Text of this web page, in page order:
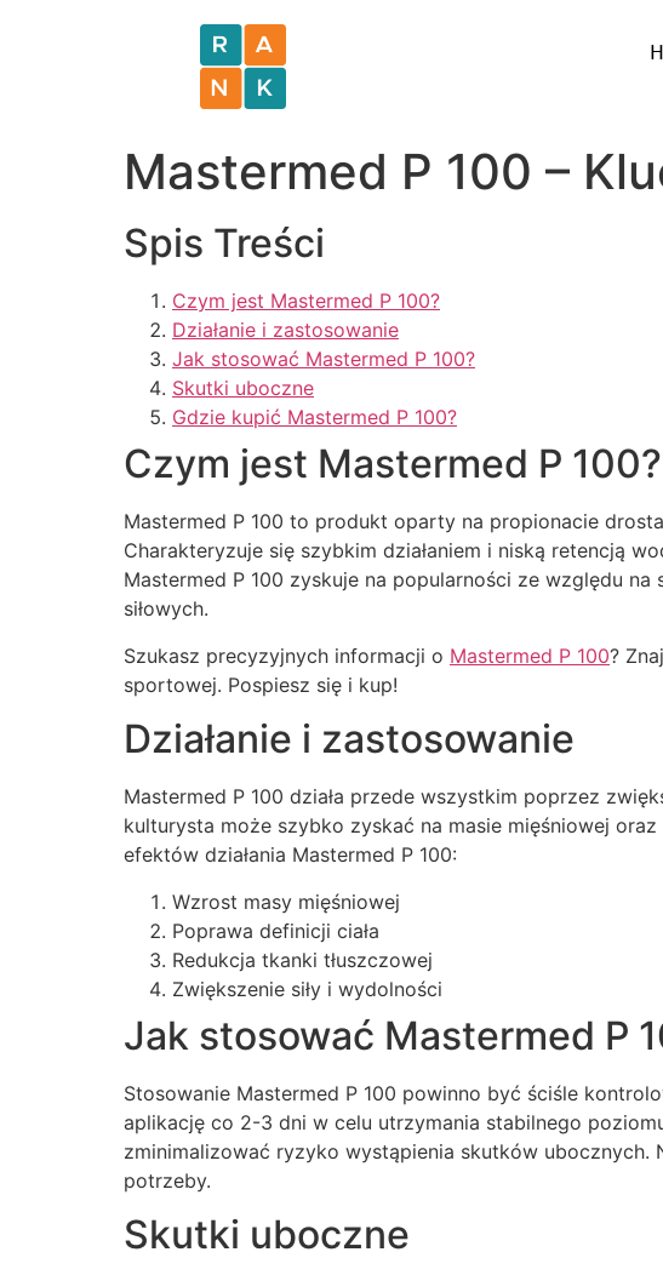
Mastermed P 100 –
Spis Treści
Czym jest Mastermed P 100?
Działanie i zastosowanie
Jak stosować Mastermed P 100?
Skutki uboczne
Gdzie kupić Mastermed P 100?
Czym jest Mastermed P 100?
Mastermed P 100 to produkt oparty na propionacie
Charakteryzuje się szybkim działaniem i niską retencją
Mastermed P 100 zyskuje na popularności ze względu
siłowych.
Szukasz precyzyjnych informacji o Mastermed P 100?
sportowej. Pospiesz się i kup!
Działanie i zastosowanie
Mastermed P 100 działa przede wszystkim poprzez
kulturysta może szybko zyskać na masie mięśniowej
efektów działania Mastermed P 100:
Wzrost masy mięśniowej
Poprawa definicji ciała
Redukcja tkanki tłuszczowej
Zwiększenie siły i wydolności
Jak stosować Mastermed P
Stosowanie Mastermed P 100 powinno być ściśle
aplikację co 2-3 dni w celu utrzymania stabilnego
zminimalizować ryzyko wystąpienia skutków
potrzeby.
Skutki uboczne